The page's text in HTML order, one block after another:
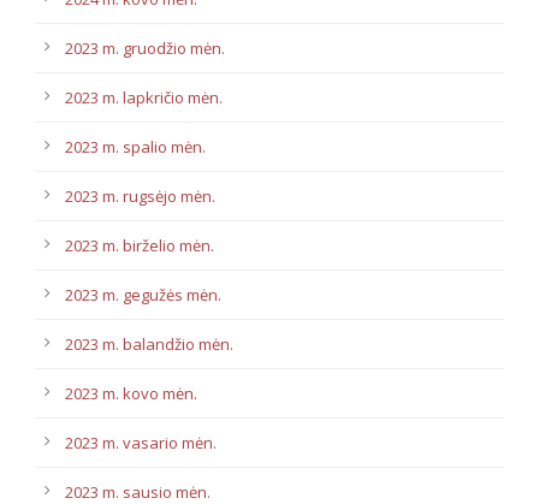
2023 m. gruodžio mėn.
2023 m. lapkričio mėn.
2023 m. spalio mėn.
2023 m. rugsėjo mėn.
2023 m. birželio mėn.
2023 m. gegužės mėn.
2023 m. balandžio mėn.
2023 m. kovo mėn.
2023 m. vasario mėn.
2023 m. sausio mėn.